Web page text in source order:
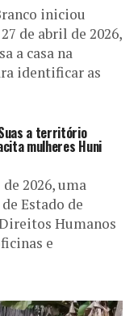
iniciou
de abril de 2026,
a casa na
identificar as
a território
mulheres Huni
2026, uma
Estado de
Humanos
e